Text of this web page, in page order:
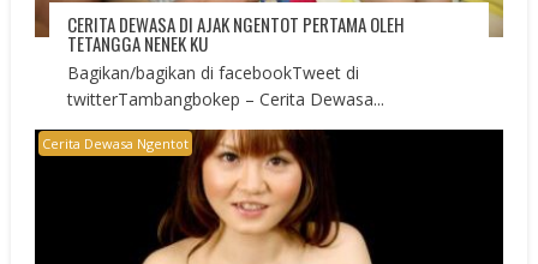
CERITA DEWASA DI AJAK NGENTOT PERTAMA OLEH
TETANGGA NENEK KU
Bagikan/bagikan di facebookTweet di
twitterTambangbokep – Cerita Dewasa...
Cerita Dewasa Ngentot